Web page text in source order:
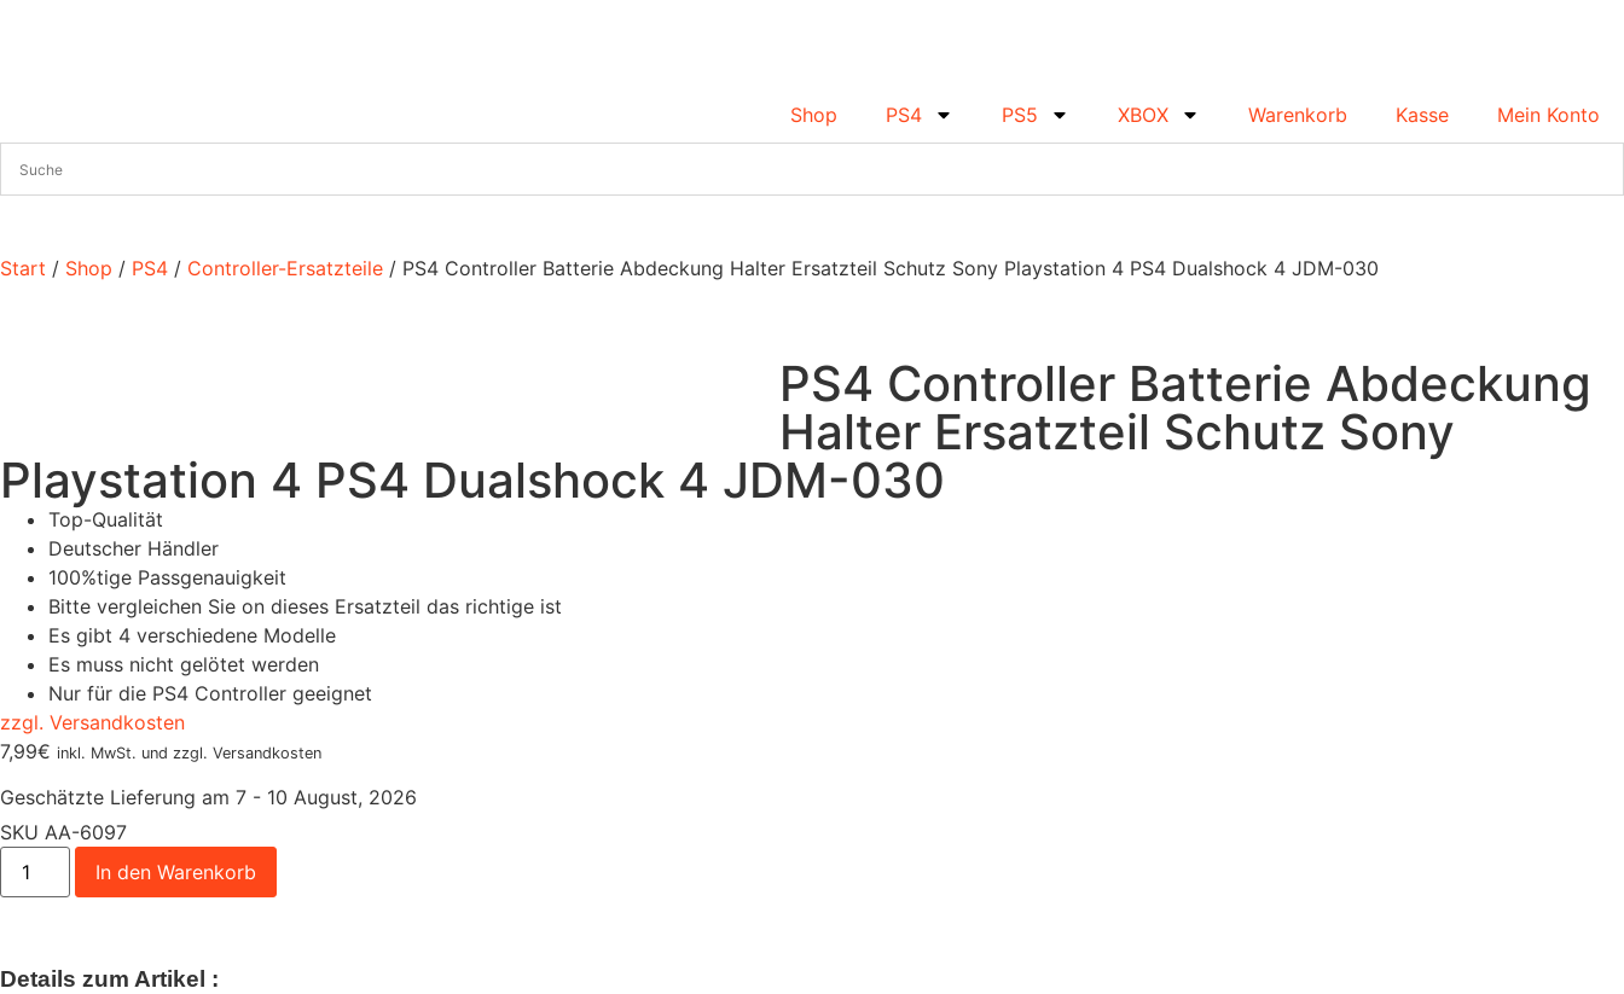
Shop PS4 PS5 XBOX Warenkorb Kasse Mein Konto
Start / Shop / PS4 / Controller-Ersatzteile / PS4 Controller Batterie Abdeckung Halter Ersatzteil Schutz Sony Playstation 4 PS4 Dualshock 4 JDM-030
PS4 Controller Batterie Abdeckung
Halter Ersatzteil Schutz Sony
Playstation 4 PS4 Dualshock 4 JDM-030
Top-Qualität
Deutscher Händler
100%tige Passgenauigkeit
Bitte vergleichen Sie on dieses Ersatzteil das richtige ist
Es gibt 4 verschiedene Modelle
Es muss nicht gelötet werden
Nur für die PS4 Controller geeignet
zzgl. Versandkosten
7,99€ inkl. MwSt. und zzgl. Versandkosten
Geschätzte Lieferung am 7 - 10 August, 2026
SKU AA-6097
In den Warenkorb
Details zum Artikel :